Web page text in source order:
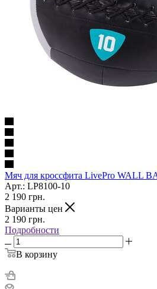
Мяч для кроссфита LivePro WALL
Арт.: LP8100-10
2 190 грн.
Варианты цен
2 190 грн.
Подробности
В корзину